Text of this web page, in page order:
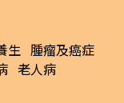
生 腫瘤及癌症
老人病